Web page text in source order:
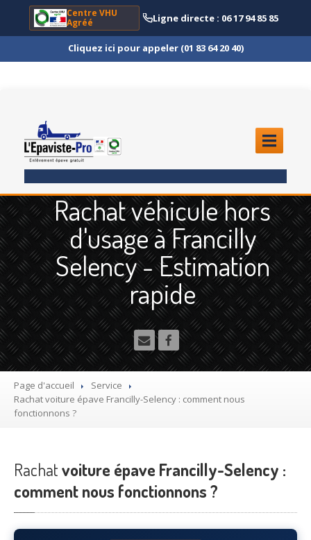
Centre VHU
Agréé
Ligne directe : 06 17 94 85 85
Cliquez ici pour appeler (01 83 64 20 40)
ENLÈVEMENTÉPAVE
Quoi ?
Scooteret Moto
Camion
et Poids Lourd
Utilitaire
Démolisseuragrée VHU gratuit
Mettre à la casse sa voiture
Dépollution
Destructionde voiture agréé
EpavisteGratuit
Rachat véhicule hors
d'usage à Francilly
Selency - Estimation
rapide
Page d'accueil
Service
Rachatvoiture épave Francilly-Selency : comment nous
fonctionnons ?
Rachatvoiture épave Francilly-Selency :
comment nous fonctionnons ?